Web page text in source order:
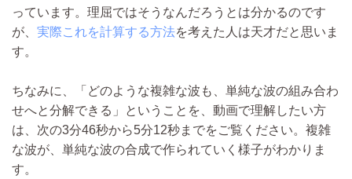
っています。理屈ではそうなんだろうとは分かるのです
が、 実際これを計算する方法を考えた人は天才だと思いま
す。
ちなみに、「どのような複雑な波も、単純な波の組み合わ
せへと分解できる」ということを、動画で理解したい方
は、次の3分46秒から5分12秒までをご覧ください。複雑
な波が、単純な波の合成で作られていく様子がわかりま
す。